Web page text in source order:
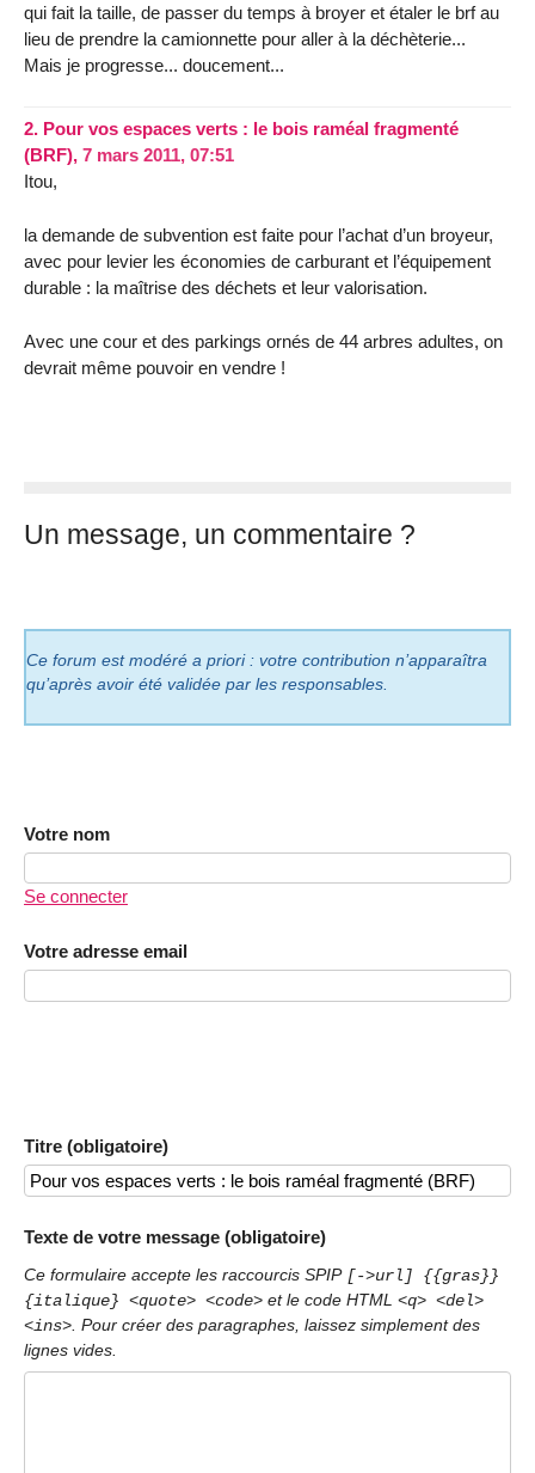
qui fait la taille, de passer du temps à broyer et étaler le brf au
lieu de prendre la camionnette pour aller à la déchèterie...
Mais je progresse... doucement...
2. Pour vos espaces verts : le bois raméal fragmenté
(BRF), 7 mars 2011, 07:51
Itou,
la demande de subvention est faite pour l’achat d’un broyeur,
avec pour levier les économies de carburant et l’équipement
durable : la maîtrise des déchets et leur valorisation.
Avec une cour et des parkings ornés de 44 arbres adultes, on
devrait même pouvoir en vendre !
Un message, un commentaire ?
Ce forum est modéré a priori : votre contribution n’apparaîtra
qu’après avoir été validée par les responsables.
Votre nom
Se connecter
Votre adresse email
Titre (obligatoire)
Texte de votre message (obligatoire)
Ce formulaire accepte les raccourcis SPIP [->url] {{gras}}
{italique} <quote> <code> et le code HTML <q> <del>
<ins>. Pour créer des paragraphes, laissez simplement des
lignes vides.